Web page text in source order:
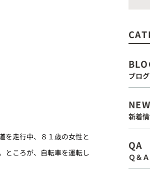
を走行中、８１歳の女性と
ところが、自転車を運転し
ブログ
新着
QA
Ｑ＆Ａ